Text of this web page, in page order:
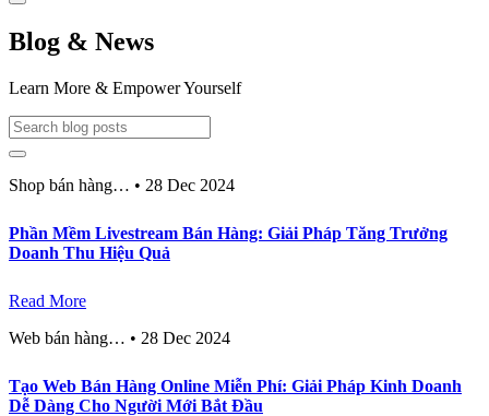
Blog & News
Learn More & Empower Yourself
Shop bán hàng… • 28 Dec 2024
Phần Mềm Livestream Bán Hàng: Giải Pháp Tăng Trưởng
Doanh Thu Hiệu Quả
Read More
Web bán hàng… • 28 Dec 2024
Tạo Web Bán Hàng Online Miễn Phí: Giải Pháp Kinh Doanh
Dễ Dàng Cho Người Mới Bắt Đầu